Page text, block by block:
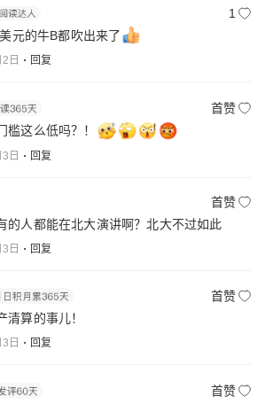
1
元的牛B都吹出来了
日 回复
首赞
槛这么低吗？！
日 回复
首赞
的人都能在北大演讲啊？北大不过如此
日 回复
首赞
清算的事儿！
日 回复
首赞